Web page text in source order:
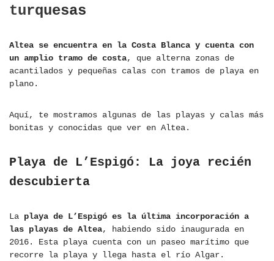
turquesas
Altea se encuentra en la Costa Blanca y cuenta con
un amplio tramo de costa, que alterna zonas de
acantilados y pequeñas calas con tramos de playa en
plano.
Aquí, te mostramos algunas de las playas y calas más
bonitas y conocidas que ver en Altea.
Playa de L’Espigó: La joya recién
descubierta
La playa de L’Espigó es la última incorporación a
las playas de Altea, habiendo sido inaugurada en
2016. Esta playa cuenta con un paseo marítimo que
recorre la playa y llega hasta el río Algar.